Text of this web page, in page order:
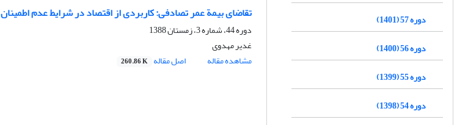
تقاضای بیمة عمر تصادفی: کاربردی از اقتصاد در شرایط عدم اطمینان
دوره 44، شماره 3، زمستان 1388
غدیر مهدوی
مشاهده مقاله
اصل مقاله 260.86 K
دوره 57 (1401)
دوره 56 (1400)
دوره 55 (1399)
دوره 54 (1398)